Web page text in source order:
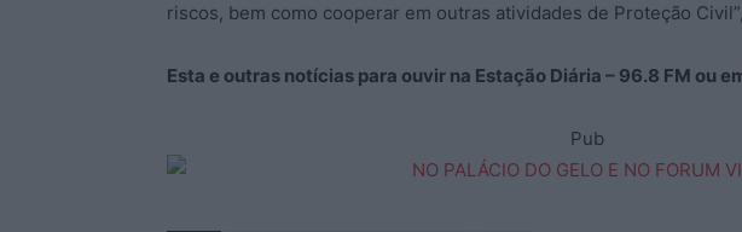
riscos, bem como cooperar em outras atividades de Proteção
Esta e outras notícias para ouvir na Estação Diária – 96.8 FM ou
Pub